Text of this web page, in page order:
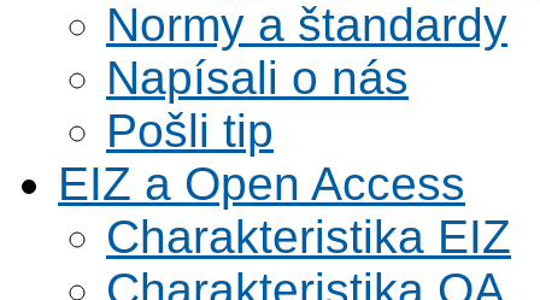
Normy a štandardy
Napísali o nás
Pošli tip
EIZ a Open Access
Charakteristika EIZ
Charakteristika OA